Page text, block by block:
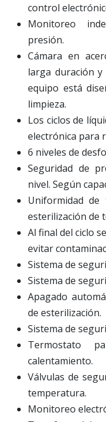
control
Monitoreo
presión.
Cámara en
larga duración
equipo está
limpieza.
Los ciclos de
electrónica para
6 niveles de
Seguridad de
nivel. Según
Uniformidad
esterilización de
Al final del ciclo
evitar
Sistema de
Sistema de
Apagado
de esterilización.
Sistema de
Termostato
calentamiento.
Válvulas de
temperatura.
Monitoreo